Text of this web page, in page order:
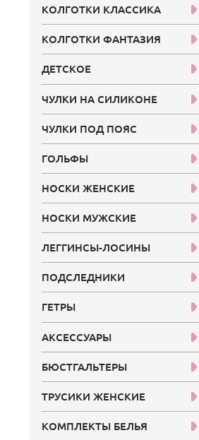
КОЛГОТКИ КЛАССИКА
КОЛГОТКИ ФАНТАЗИЯ
ДЕТСКОЕ
ЧУЛКИ НА СИЛИКОНЕ
ЧУЛКИ ПОД ПОЯС
ГОЛЬФЫ
НОСКИ ЖЕНСКИЕ
НОСКИ МУЖСКИЕ
ЛЕГГИНСЫ-ЛОСИНЫ
ПОДСЛЕДНИКИ
ГЕТРЫ
АКСЕССУАРЫ
БЮСТГАЛЬТЕРЫ
ТРУСИКИ ЖЕНСКИЕ
КОМПЛЕКТЫ БЕЛЬЯ